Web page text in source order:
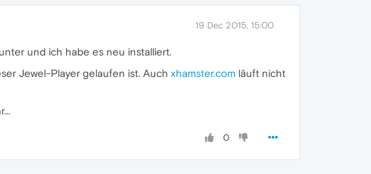
19 Dec 2015, 15:00
und ich habe es neu installiert.
Jewel-Player gelaufen ist. Auch xhamster.com läuft nicht
0